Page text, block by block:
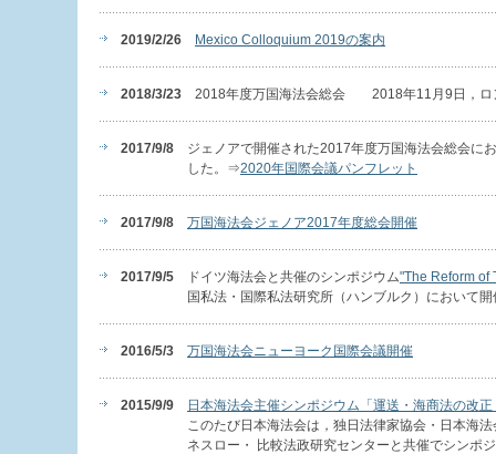
2019/2/26 Mexico Colloquium 2019の案内
2018/3/23 2018年度万国海法会総会 2018年11月9日，ロ
2017/9/8
ジェノアで開催された2017年度万国海法会総会に
した。⇒2020年国際会議パンフレット
2017/9/8 万国海法会ジェノア2017年度総会開催
2017/9/5 ドイツ海法会と共催のシンポジウム"The Reform of
国私法・国際私法研究所（ハンブルク）において
2016/5/3 万国海法会ニューヨーク国際会議開催
2015/9/9
日本海法会主催シンポジウム「運送・海商法の改
このたび日本海法会は，独日法律家協会・日本海
ネスロー・ 比較法政研究センターと共催でシンポ